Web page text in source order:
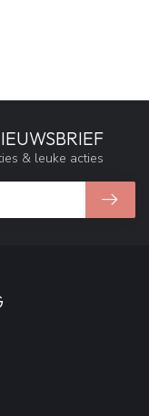
& leuke acties